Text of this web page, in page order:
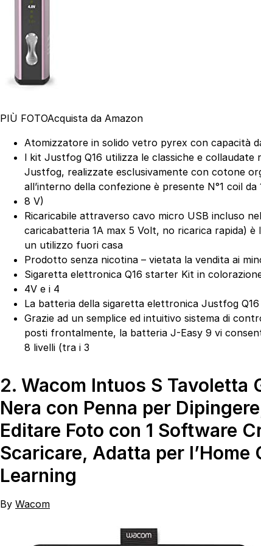
PIÙ FOTOAcquista da Amazon
Atomizzatore in solido vetro pyrex con capacità
l kit Justfog Q16 utilizza le classiche e collaudate
Justfog, realizzate esclusivamente con cotone
all’interno della confezione è presente N°1 coil da
8 V)
Ricaricabile attraverso cavo micro USB incluso
caricabatteria 1A max 5 Volt, no ricarica rapida)
un utilizzo fuori casa
Prodotto senza nicotina – vietata la vendita ai
Sigaretta elettronica Q16 starter Kit in
4V e i 4
La batteria della sigaretta elettronica Justfog
Grazie ad un semplice ed intuitivo sistema di
posti frontalmente, la batteria J-Easy 9 vi
8 livelli (tra i 3
2. Wacom Intuos S Tavoletta
Nera con Penna per
Editare Foto con 1 Software
Scaricare, Adatta per l’Home
Learning
By Wacom